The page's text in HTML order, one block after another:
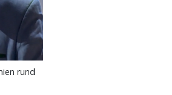
rund